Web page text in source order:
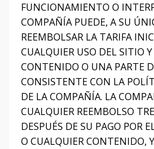
FUNCIONAMIENTO O
COMPAÑÍA PUEDE, A SU
REEMBOLSAR LA TARIFA
CUALQUIER USO DEL SITIO
CONTENIDO O UNA PARTE
CONSISTENTE CON LA
DE LA COMPAÑÍA. LA
CUALQUIER REEMBOLSO
DESPUÉS DE SU PAGO POR
O CUALQUIER CONTENIDO,